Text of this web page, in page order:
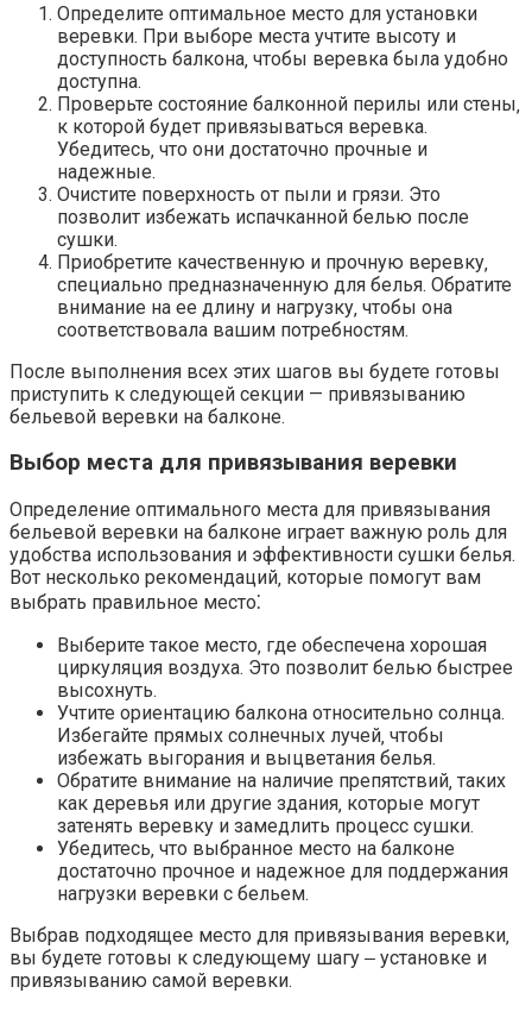
Определите оптимальное место для установки
веревки. При выборе места учтите высоту и
доступность балкона‚ чтобы веревка была удобно
доступна.​
Проверьте состояние балконной перилы или стены‚
к которой будет привязываться веревка.​
Убедитесь‚ что они достаточно прочные и
надежные.​
Очистите поверхность от пыли и грязи.​ Это
позволит избежать испачканной белью после
сушки.
Приобретите качественную и прочную веревку‚
специально предназначенную для белья.​ Обратите
внимание на ее длину и нагрузку‚ чтобы она
соответствовала вашим потребностям.​
После выполнения всех этих шагов вы будете готовы
приступить к следующей секции — привязыванию
бельевой веревки на балконе.​
Выбор места для привязывания веревки
Определение оптимального места для привязывания
бельевой веревки на балконе играет важную роль для
удобства использования и эффективности сушки белья.​
Вот несколько рекомендаций‚ которые помогут вам
выбрать правильное место⁚
Выберите такое место‚ где обеспечена хорошая
циркуляция воздуха.​ Это позволит белью быстрее
высохнуть.
Учтите ориентацию балкона относительно солнца.​
Избегайте прямых солнечных лучей‚ чтобы
избежать выгорания и выцветания белья.​
Обратите внимание на наличие препятствий‚ таких
как деревья или другие здания‚ которые могут
затенять веревку и замедлить процесс сушки.​
Убедитесь‚ что выбранное место на балконе
достаточно прочное и надежное для поддержания
нагрузки веревки с бельем.​
Выбрав подходящее место для привязывания веревки‚
вы будете готовы к следующему шагу ‒ установке и
привязыванию самой веревки.​